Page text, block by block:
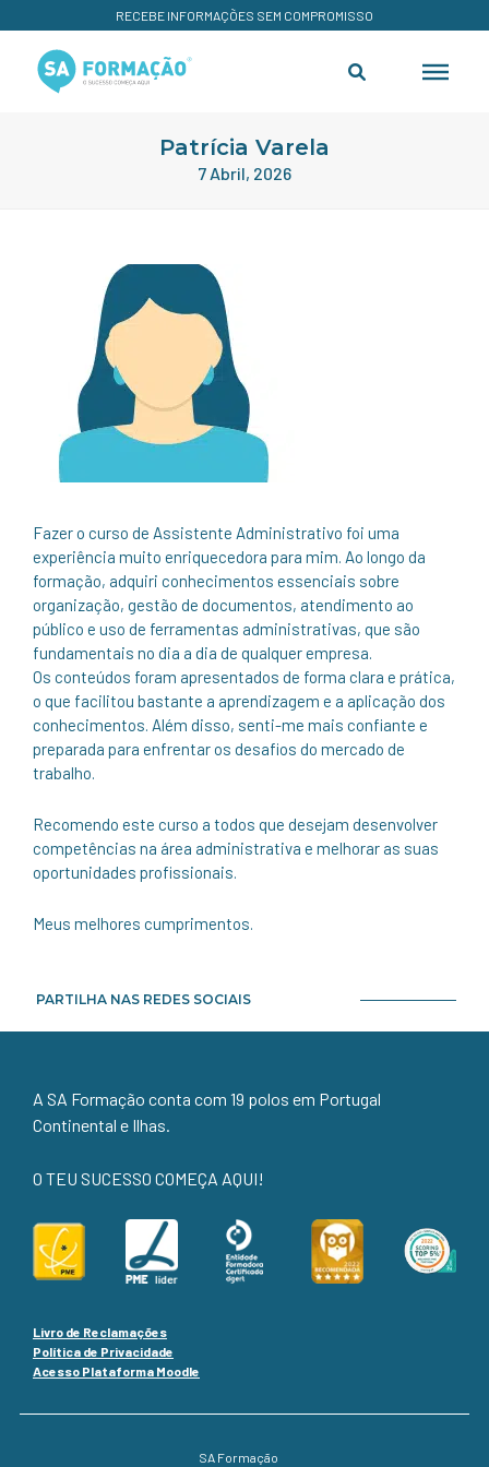
RECEBE INFORMAÇÕES SEM COMPROMISSO
Patrícia Varela
7 Abril, 2026
Fazer o curso de Assistente Administrativo foi uma
experiência muito enriquecedora para mim. Ao longo da
formação, adquiri conhecimentos essenciais sobre
organização, gestão de documentos, atendimento ao
público e uso de ferramentas administrativas, que são
fundamentais no dia a dia de qualquer empresa.
Os conteúdos foram apresentados de forma clara e prática,
o que facilitou bastante a aprendizagem e a aplicação dos
conhecimentos. Além disso, senti-me mais confiante e
preparada para enfrentar os desafios do mercado de
trabalho.
Recomendo este curso a todos que desejam desenvolver
competências na área administrativa e melhorar as suas
oportunidades profissionais.
Meus melhores cumprimentos.
PARTILHA NAS REDES SOCIAIS
A SA Formação conta com 19 polos em Portugal
Continental e Ilhas.
O TEU SUCESSO COMEÇA AQUI!
Livro de Reclamações
Política de Privacidade
Acesso Plataforma Moodle
SA Formação